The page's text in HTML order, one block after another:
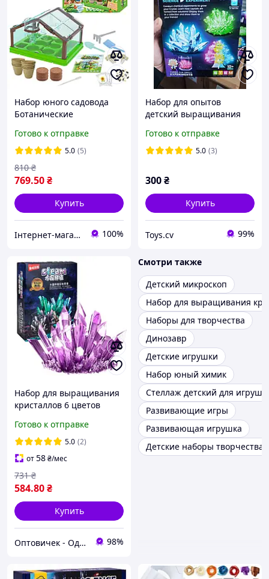
Набор юного садовода
Ботанические
семена инструменты
грунт Fun Game (78522)
Готово к отправке
5.0 (5)
769.50₴
810 ₴
Купить
Інтернет-магазин "Іграшка" 100%
Набор для опытов
детский выращивания
творчества для детей
научная креативная игра
Готово к отправке
5.0 (3)
300₴
Купить
Toys.cv 99%
Набор для выращивания
кристаллов 6 цветов
продажу!
Готово к отправке
5.0 (2)
от58₴/мес
584.80₴
731 ₴
Купить
Оптовичек - Одесса 98%
Смотри также
Детский микроскоп
Набор для выращивания
Наборы для творчества
Динозавр
Детские игрушки
Набор юный химик
Стеллаж детский для
Развивающие игры
Развивающая игрушка
Детские наборы творчества